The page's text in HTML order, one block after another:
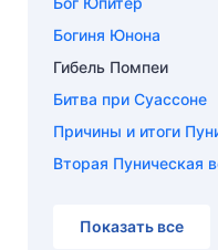
Богиня Юнона
Гибель Помпеи
Битва при Суассоне
Причины и итоги
Вторая Пуническая
Показать все